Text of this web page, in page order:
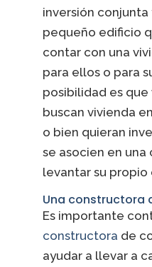
inversión conjunta
pequeño edificio
contar con una
para ellos o para
posibilidad es que
buscan vivienda
o bien quieran
se asocien en
levantar su propio
Una constructora
Es importante
constructora de
ayudar a llevar a